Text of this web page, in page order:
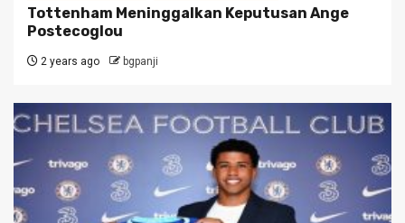
Tottenham Meninggalkan Keputusan Ange
Postecoglou
2 years ago bgpanji